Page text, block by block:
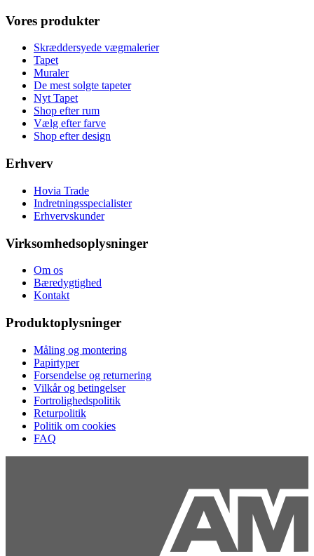
Vores produkter
Skræddersyede vægmalerier
Tapet
Muraler
De mest solgte tapeter
Nyt Tapet
Shop efter rum
Vælg efter farve
Shop efter design
Erhverv
Hovia Trade
Indretningsspecialister
Erhvervskunder
Virksomhedsoplysninger
Om os
Bæredygtighed
Kontakt
Produktoplysninger
Måling og montering
Papirtyper
Forsendelse og returnering
Vilkår og betingelser
Fortrolighedspolitik
Returpolitik
Politik om cookies
FAQ